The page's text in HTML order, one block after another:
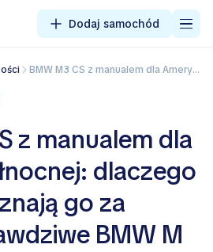
Dodaj samochód
BMW M3 CS z manualem dla Ameryki Północnej: dlaczego fani BMW uznają go za ostatnie prawdziwe BMW M
z manualem dla
dlaczego
go za
BMW M